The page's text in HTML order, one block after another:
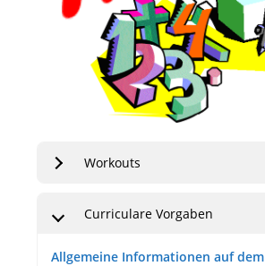
Workouts
Curriculare Vorgaben
Allgemeine Informationen auf dem